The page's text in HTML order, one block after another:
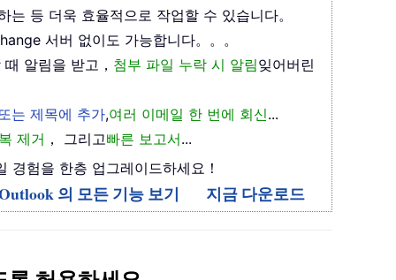
등 더욱 효율적으로 작업할 수 있습니다。
서버 없이도 가능합니다。。。
알림을 받고， 첨부 파일 누락 시 알림잊어버린
는 제목에 추가,여러 이메일 한 번에 회신...
제거 ， 그리고빠른 보고서...
험을 한층 업그레이드하세요！
의 모든 기능 보기 지금 다운로드